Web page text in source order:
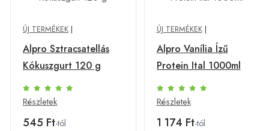
ÚJ TERMÉKEK |
Alpro Sztracsatellás
Kókuszgurt 120 g
Részletek
545 Ft-tól
ÚJ TERMÉKEK|
Alpro Vanília Ízű
Protein Ital 1000ml
Részletek
1 174 Ft-tól